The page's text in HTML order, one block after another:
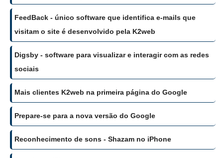
FeedBack - único software que identifica e-mails que
visitam o site é desenvolvido pela K2web
Digsby - software para visualizar e interagir com as redes
sociais
Mais clientes K2web na primeira página do Google
Prepare-se para a nova versão do Google
Reconhecimento de sons - Shazam no iPhone